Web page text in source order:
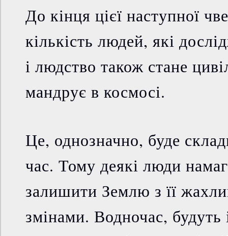
До кінця цієї наступної
кількість людей, які
і людство також стане
мандрує в космосі.
Це, однозначно, буде
час. Тому деякі люди
залишити Землю з її
змінами. Водночас, будуть